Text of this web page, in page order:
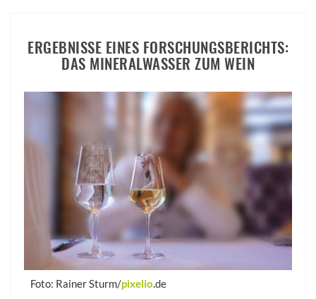
ERGEBNISSE EINES FORSCHUNGSBERICHTS:
DAS MINERALWASSER ZUM WEIN
Foto: Rainer Sturm/pixelio.de